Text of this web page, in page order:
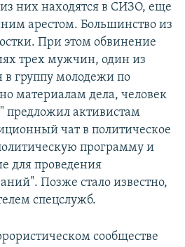
них находятся в СИЗО, еще
арестом. Большинство из
При этом обвинение
трех мужчин, один из
группу молодежи по
материалам дела, человек
предложил активистам
чат в политическое
программу и
для проведения
Позже стало известно,
спецслужб.
сообществе